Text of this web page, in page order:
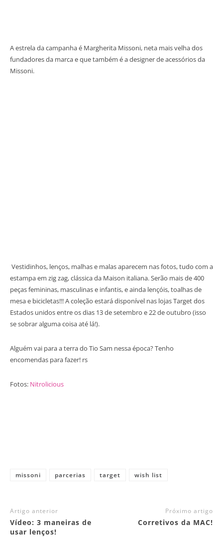
A estrela da campanha é Margherita Missoni, neta mais velha dos
fundadores da marca e que também é a designer de acessórios da
Missoni.
Vestidinhos, lenços, malhas e malas aparecem nas fotos, tudo com a
estampa em zig zag, clássica da Maison italiana. Serão mais de 400
peças femininas, masculinas e infantis, e ainda lençóis, toalhas de
mesa e bicicletas!!! A coleção estará disponível nas lojas Target dos
Estados unidos entre os dias 13 de setembro e 22 de outubro (isso
se sobrar alguma coisa até lá!).
Alguém vai para a terra do Tio Sam nessa época? Tenho
encomendas para fazer! rs
Fotos: Nitrolicious
missoni parcerias target wish list
Artigo anterior
Vídeo: 3 maneiras de
usar lenços!
Próximo artigo
Corretivos da MAC!